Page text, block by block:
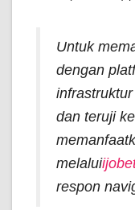
Untuk
dengan
dan teruji
melalui
respon